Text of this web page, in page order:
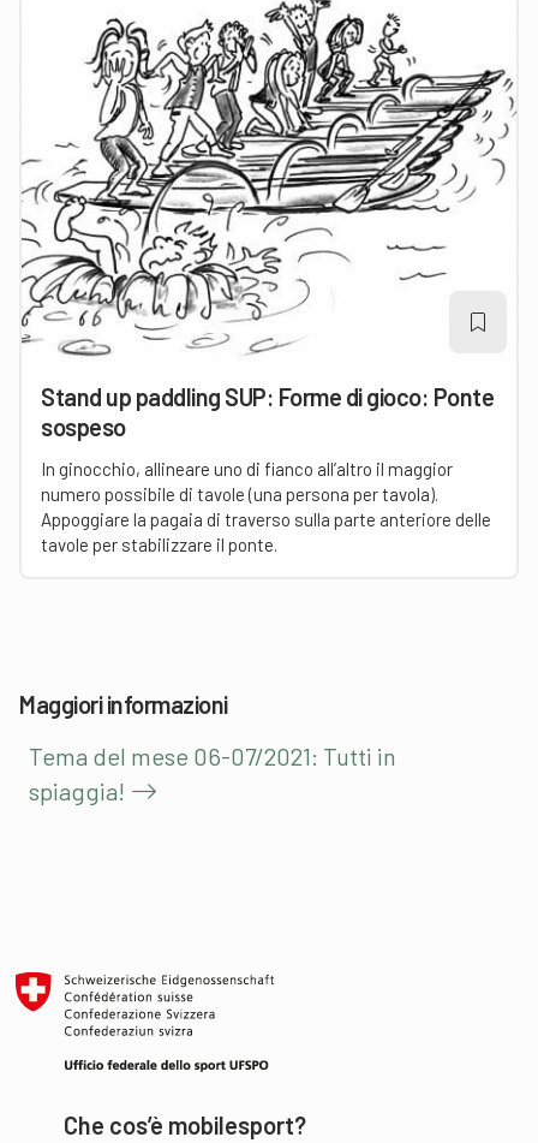
Stand up paddling SUP: Forme di gioco: Ponte
sospeso
In ginocchio, allineare uno di fianco all’altro il maggior
numero possibile di tavole (una persona per tavola).
Appoggiare la pagaia di traverso sulla parte anteriore delle
tavole per stabilizzare il ponte.
Maggiori informazioni
Tema del mese 06-07/2021: Tutti in
spiaggia!
Che cos’è mobilesport?